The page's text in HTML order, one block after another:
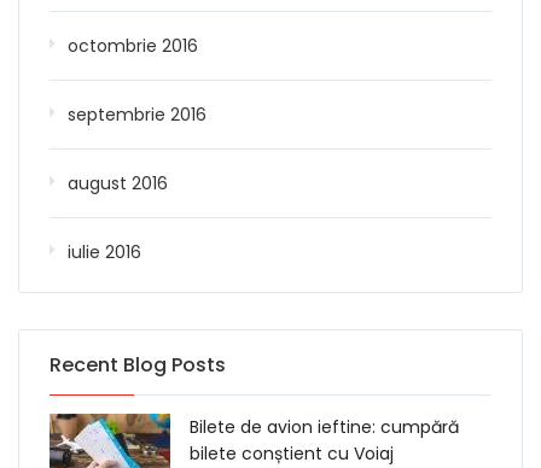
octombrie 2016
septembrie 2016
august 2016
iulie 2016
Recent Blog Posts
Bilete de avion ieftine: cumpără
bilete conștient cu Voiaj